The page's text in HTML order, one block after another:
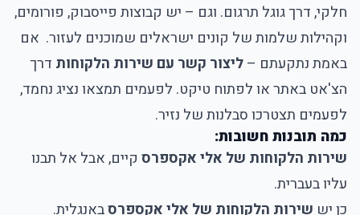
חלקי, דרך גוגל תרגום. וגם – יש קבוצות פייסבוק, פורומים,
וקהילות שלמות של קונים ישראלים שמוכנים לעזור. אם
באמת נתקעתם –ליצור קשר עם שירות הלקוחות דרך
הצ'אט באתר או לפתוח טיקט. לפעמים תמצאו נציג נחמד,
לפעמים תצטרכו סבלנות של נזיר.
כמה תובנות חשובות:
שירות הלקוחות של אלי אקספרס קיים, אבל אל תבנו
עליו בעברית.
כן יש שירות הלקוחות של אלי אקספרסבאנגלית.